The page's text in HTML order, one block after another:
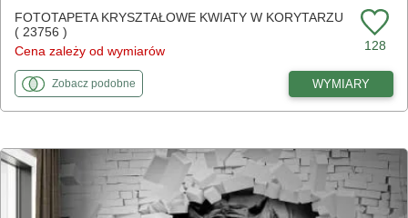
FOTOTAPETA KRYSZTAŁOWE KWIATY W KORYTARZU
( 23756 )
Cena zależy od wymiarów
128
Zobaczfototapety
podobnedo Kryształowe kwiaty w korytarzu WYMIARY